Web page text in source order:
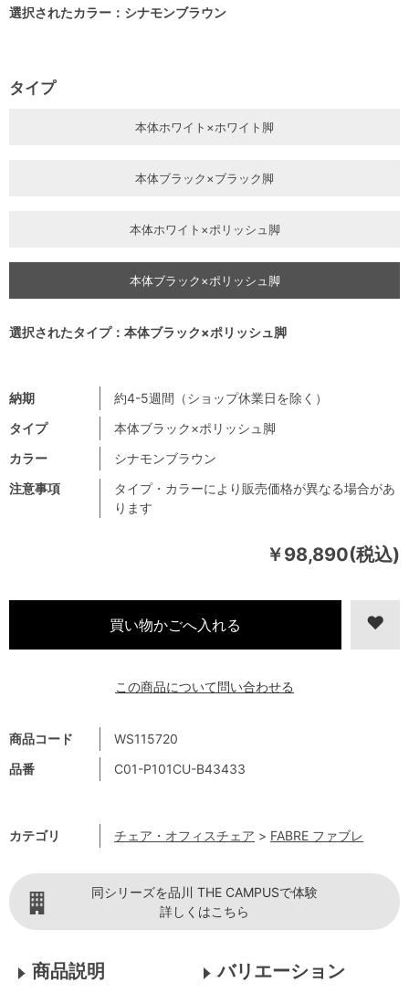
￥98,890(税込)
商品コード
WS115720
品番
C01-P101CU-B43433
カテゴリ チェア・オフィスチェア > FABRE ファブレ
注意事項
タイプ・カラーにより販売価格が異なる場合があ
ります
納期
約4-5週間（ショップ休業日を除く）
タイプ
本体ブラック×ポリッシュ脚
カラー
シナモンブラウン
選択されたカラー：シナモンブラウン
タイプ
本体ホワイト×ホワイト脚
本体ブラック×ブラック脚
本体ホワイト×ポリッシュ脚
本体ブラック×ポリッシュ脚
選択されたタイプ：本体ブラック×ポリッシュ脚
この商品について問い合わせる
同シリーズを品川 THE CAMPUSで体験
詳しくはこちら
商品説明 バリエーション